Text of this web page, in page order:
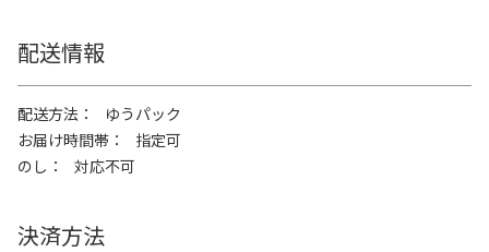
配送情報
配送方法
ゆうパック
お届け時間帯
指定可
のし
対応不可
決済方法